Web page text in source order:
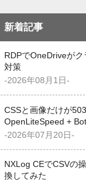
新着記事
RDPでOneDriveが
対策
-2026年08月1日-
CSSと画像だけが
OpenLiteSpeed +
-2026年07月20日-
NXLog CEでCSVの
換してみた